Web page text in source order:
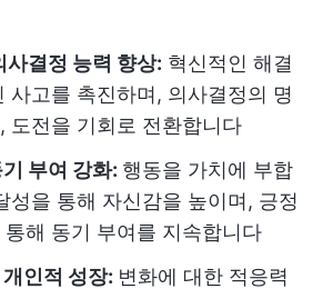
사결정 능력 향상: 혁신적인 해결
사고를 촉진하며, 의사결정의 명
도전을 기회로 전환합니다
부여 강화: 행동을 가치에 부합
성을 통해 자신감을 높이며, 긍정
해 동기 부여를 지속합니다
인적 성장: 변화에 대한 적응력